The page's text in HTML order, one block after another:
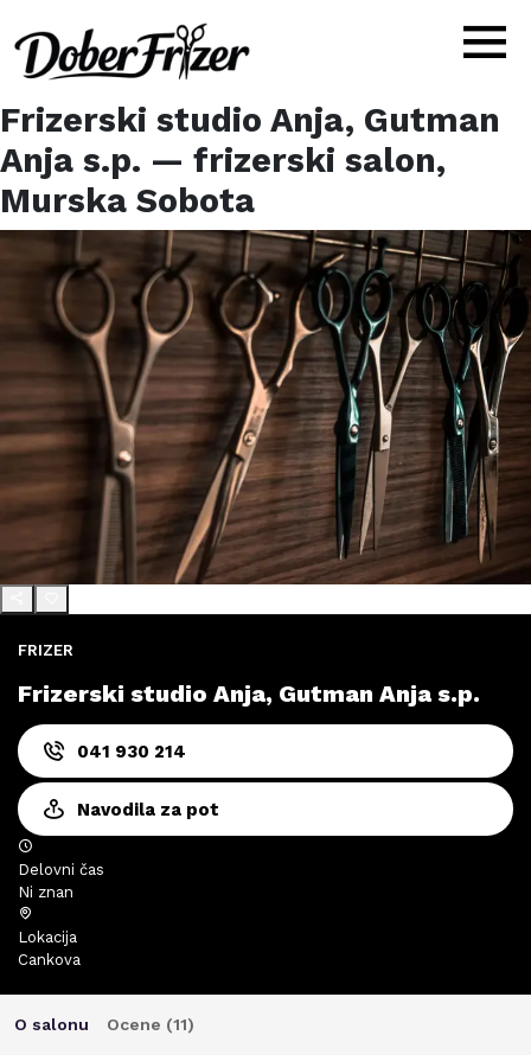
Frizerski studio Anja, Gutman
Anja s.p. — frizerski salon,
Murska Sobota
FRIZER
Frizerski studio Anja, Gutman Anja s.p.
041 930 214
Navodila za pot
Delovni čas
Ni znan
Lokacija
Cankova
O salonu Ocene (11)